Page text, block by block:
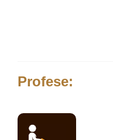
Profese: